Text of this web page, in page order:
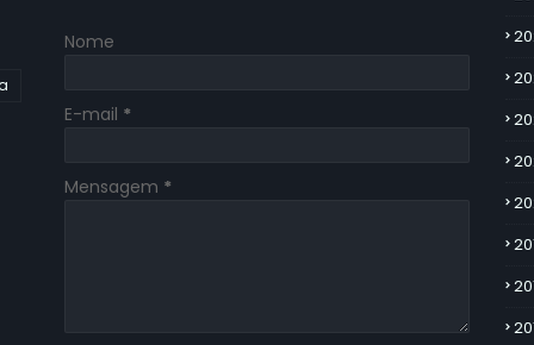
Nome
E-mail *
Mensagem *